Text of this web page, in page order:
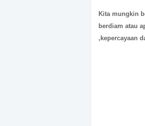
Kita mungkin
berdiam atau
,kepercayaan